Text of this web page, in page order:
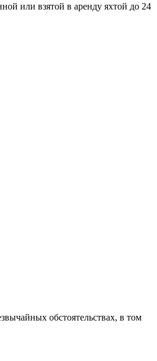
или взятой в аренду яхтой до 24
обстоятельствах, в том